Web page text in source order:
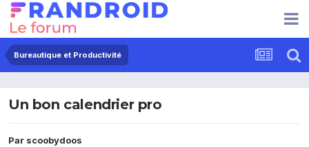
Bureautique et Productivité
Un bon calendrier pro
Par scoobydoos